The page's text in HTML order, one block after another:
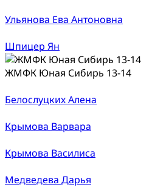
Ульянова Ева Антоновна
Шпицер Ян
ЖМФК Юная Сибирь 13-14
Белослуцких Алена
Крымова Варвара
Крымова Василиса
Медведева Дарья